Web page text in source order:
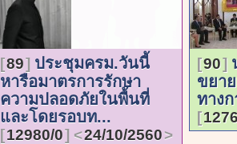
89
ประชุมครม.วันนี้
หารือมาตรการรักษา
ความปลอดภัยในพื้นที่
และโดยรอบท...
12980/0 24/10/2560
90
ขยา
ทาง